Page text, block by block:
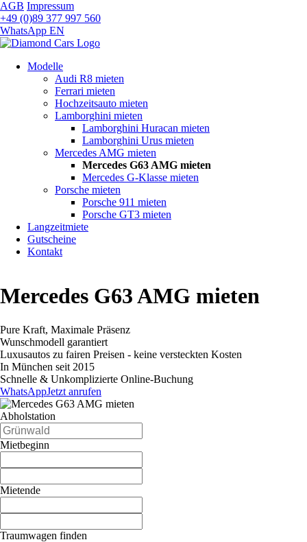
AGB Impressum
+49 (0)89 377 997 560
WhatsApp EN
überspringen
Modelle
Audi R8 mieten
Ferrari mieten
Hochzeitsauto mieten
Lamborghini mieten
Lamborghini Huracan mieten
Lamborghini Urus mieten
Mercedes AMG mieten
Mercedes G63 AMG mieten
Mercedes G-Klasse mieten
Porsche mieten
Porsche 911 mieten
Porsche GT3 mieten
Langzeitmiete
Gutscheine
Kontakt
Mercedes G63 AMG mieten
Pure Kraft, Maximale Präsenz
Wunschmodell garantiert
Luxusautos zu fairen Preisen - keine versteckten Kosten
In München seit 2015
Schnelle & Unkomplizierte Online-Buchung
WhatsAppJetzt anrufen
Abholstation
Mietbeginn
Mietende
Traumwagen finden